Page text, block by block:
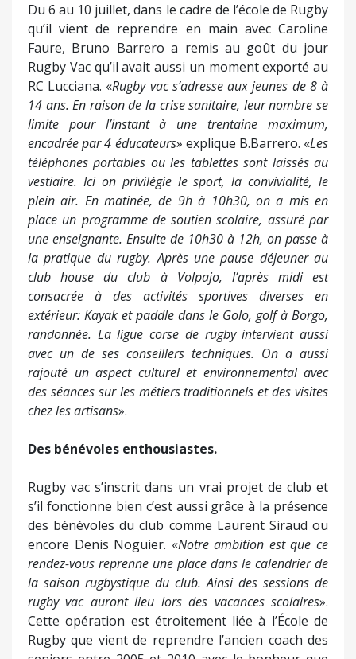
Du 6 au 10 juillet, dans le cadre de l’école de Rugby
qu’il vient de reprendre en main avec Caroline
Faure, Bruno Barrero a remis au goût du jour
Rugby Vac qu’il avait aussi un moment exporté au
RC Lucciana. «Rugby vac s’adresse aux jeunes de 8 à
14 ans. En raison de la crise sanitaire, leur nombre se
limite pour l’instant à une trentaine maximum,
encadrée par 4 éducateurs» explique B.Barrero. «Les
téléphones portables ou les tablettes sont laissés au
vestiaire. Ici on privilégie le sport, la convivialité, le
plein air. En matinée, de 9h à 10h30, on a mis en
place un programme de soutien scolaire, assuré par
une enseignante. Ensuite de 10h30 à 12h, on passe à
la pratique du rugby. Après une pause déjeuner au
club house du club à Volpajo, l’après midi est
consacrée à des activités sportives diverses en
extérieur: Kayak et paddle dans le Golo, golf à Borgo,
randonnée. La ligue corse de rugby intervient aussi
avec un de ses conseillers techniques. On a aussi
rajouté un aspect culturel et environnemental avec
des séances sur les métiers traditionnels et des visites
chez les artisans».
Des bénévoles enthousiastes.
Rugby vac s’inscrit dans un vrai projet de club et
s’il fonctionne bien c’est aussi grâce à la présence
des bénévoles du club comme Laurent Siraud ou
encore Denis Noguier. «Notre ambition est que ce
rendez-vous reprenne une place dans le calendrier de
la saison rugbystique du club. Ainsi des sessions de
rugby vac auront lieu lors des vacances scolaires».
Cette opération est étroitement liée à l’École de
Rugby que vient de reprendre l’ancien coach des